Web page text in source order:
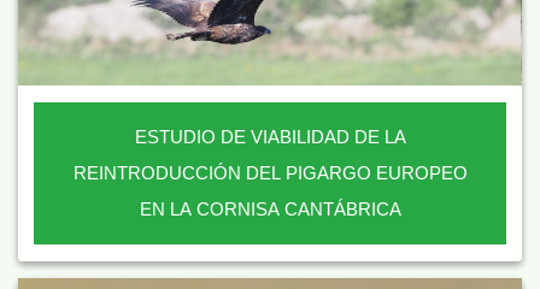
ESTUDIO DE VIABILIDAD DE LA
REINTRODUCCIÓN DEL PIGARGO EUROPEO
EN LA CORNISA CANTÁBRICA